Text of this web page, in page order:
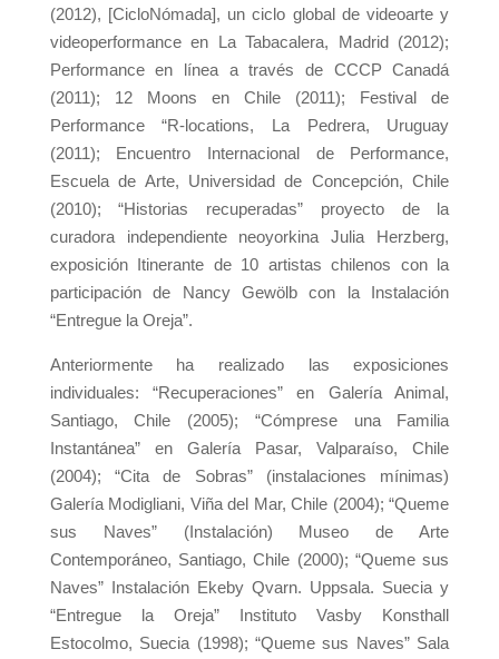
(2012), [CicloNómada], un ciclo global de videoarte y
videoperformance en La Tabacalera, Madrid (2012);
Performance en línea a través de CCCP Canadá
(2011); 12 Moons en Chile (2011); Festival de
Performance “R-locations, La Pedrera, Uruguay
(2011); Encuentro Internacional de Performance,
Escuela de Arte, Universidad de Concepción, Chile
(2010); “Historias recuperadas” proyecto de la
curadora independiente neoyorkina Julia Herzberg,
exposición Itinerante de 10 artistas chilenos con la
participación de Nancy Gewölb con la Instalación
“Entregue la Oreja”.
Anteriormente ha realizado las exposiciones
individuales: “Recuperaciones” en Galería Animal,
Santiago, Chile (2005); “Cómprese una Familia
Instantánea” en Galería Pasar, Valparaíso, Chile
(2004); “Cita de Sobras” (instalaciones mínimas)
Galería Modigliani, Viña del Mar, Chile (2004); “Queme
sus Naves” (Instalación) Museo de Arte
Contemporáneo, Santiago, Chile (2000); “Queme sus
Naves” Instalación Ekeby Qvarn. Uppsala. Suecia y
“Entregue la Oreja” Instituto Vasby Konsthall
Estocolmo, Suecia (1998); “Queme sus Naves” Sala